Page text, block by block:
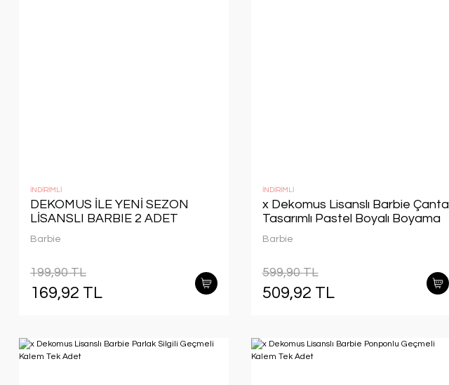
İNDİRİMLİ
DEKOMUS İLE YENİ SEZON
LİSANSLI BARBIE 2 ADET
ÇEVİRMELİ SİLGİ
Barbie
199,90 TL
169,92 TL
İNDİRİMLİ
x Dekomus Lisanslı Barbie Çanta
Tasarımlı Pastel Boyalı Boyama
Seti
Barbie
599,90 TL
509,92 TL